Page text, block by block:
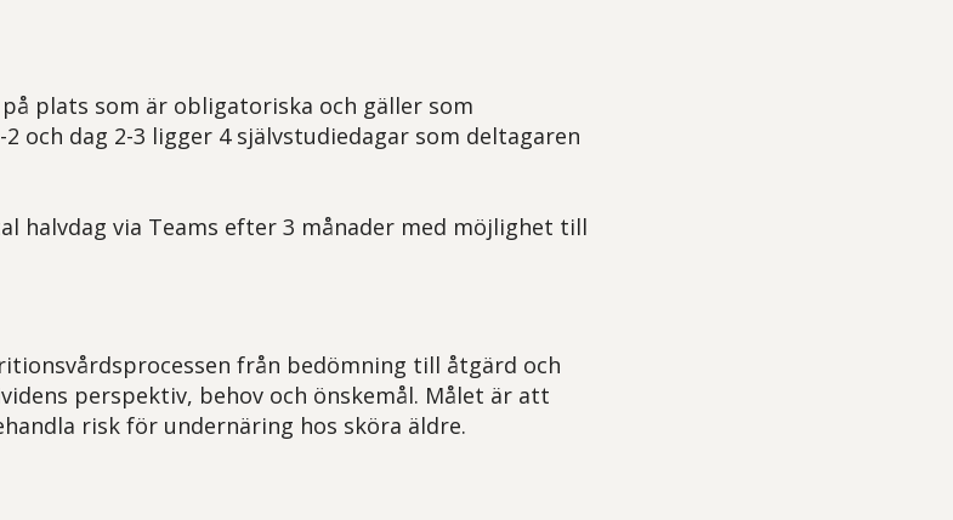
plats som är obligatoriska och gäller som
och dag 2-3 ligger 4 självstudiedagar som deltagaren
halvdag via Teams efter 3 månader med möjlighet till
från bedömning till åtgärd och
perspektiv, behov och önskemål. Målet är att
risk för undernäring hos sköra äldre.